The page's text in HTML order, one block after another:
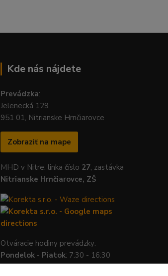
Kde nás nájdete
Prevádzka:
Jelenecká 129
951 01, Nitrianske Hrnčiarovce
Zobraziť na mape
MHD v Nitre: linka číslo 27, zastávka
Nitrianske Hrnčiarovce, ZŠ
Otváracie hodiny prevádzky:
Pondelok - Piatok: 7:30 - 16:30